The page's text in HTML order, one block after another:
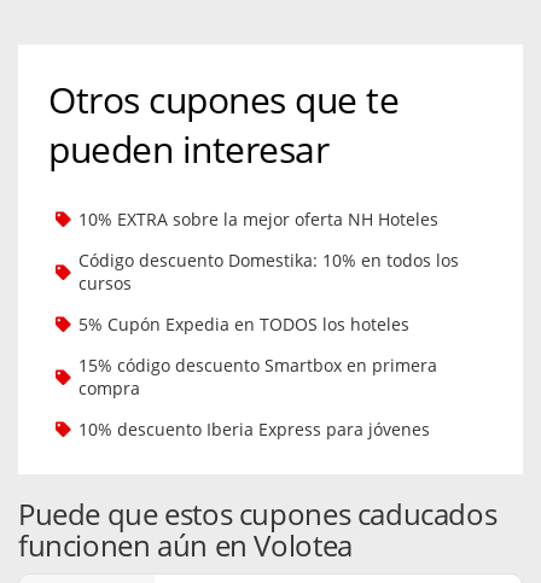
Otros cupones que te
pueden interesar
10% EXTRA sobre la mejor oferta NH Hoteles
Código descuento Domestika: 10% en todos los
cursos
5% Cupón Expedia en TODOS los hoteles
15% código descuento Smartbox en primera
compra
10% descuento Iberia Express para jóvenes
Puede que estos cupones caducados
funcionen aún en Volotea